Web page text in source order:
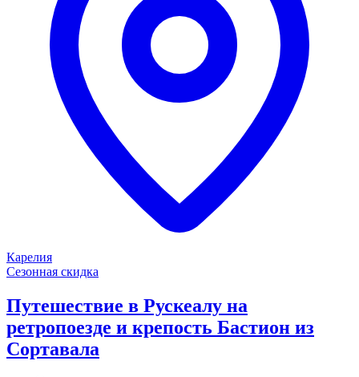
Карелия
Сезонная скидка
Путешествие в Рускеалу на
ретропоезде и крепость Бастион из
Сортавала